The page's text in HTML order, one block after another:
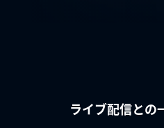
ライブ配信との